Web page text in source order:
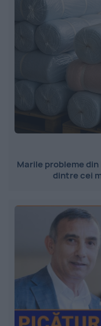
Marile probleme
dintre cei